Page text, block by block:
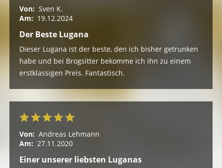
Von: Sven K.
Am: 19.12.2024
Der Beste Lugana
Dieser Lugana ist der beste, den ich bisher getrunken
habe und bei Brogsitter bekomme ich ihn zu einem
erstklassigen Preis. Fantastisch.
Von: Andreas Lehmann
Am: 27.11.2020
Einer unserer liebsten Luganas